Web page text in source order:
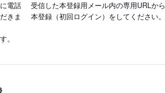
電話
きま
。
受信した本登録用メール内の専用URLから
本登録（初回ログイン）をしてください。